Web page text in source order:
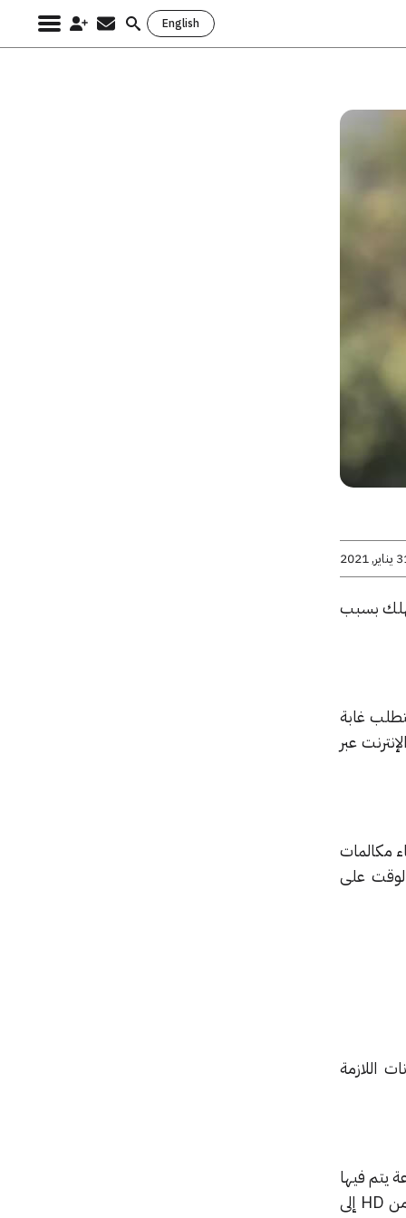
English
Search
2021
بسبب
غابة
عبر
مكالمات
على
اللازمة
– 7 جيجابايت لكل ساعة يتم فيها
بث فيديو بدقة 4K. وينتج عن هذا 441 جرامًا من ثاني أكسيد الكربون يوميًا. أي أن خفض الفيديو من HD إلى